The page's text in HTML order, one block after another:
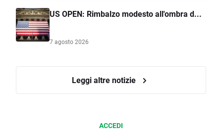
US OPEN: Rimbalzo modesto all'ombra d...
7 agosto 2026
Leggi altre notizie
ACCEDI